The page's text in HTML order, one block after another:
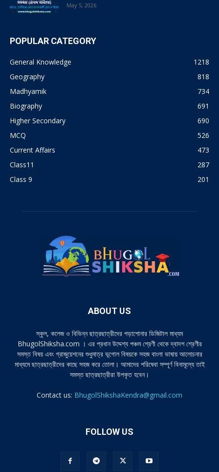
May 5, 2026
POPULAR CATEGORY
General Knowledge
1218
Geography
818
Madhyamik
734
Biography
691
Higher Secondary
690
MCQ
526
Current Affairs
473
Class11
287
Class 9
201
ABOUT US
স্কুল, কলেজ ও বিভিন্ন ছাত্রছাত্রীদের পড়াশোনার ডিজিটাল মাধ্যম
BhugolShiksha.com । এর প্রধান উদ্দেশ্য পঞ্চম শ্রেণী থেকে দ্বাদশ শ্রেণীর
সমস্ত বিষয় এবং গ্রাজুয়েশনের শুধুমাত্র ভূগোল বিষয়কে সহজ বাংলা ভাষায় আলোচনার
মাধ্যমে ছাত্রছাত্রীদের কাছে সহজ করে তোলা। আমাদের পরিষেবা সম্পূর্ণ বিনামূল্যে তাই
সমস্ত ছাত্রছাত্রীরা উপকৃত হবেন।
Contact us: BhugolShikshaKendra@gmail.com
FOLLOW US